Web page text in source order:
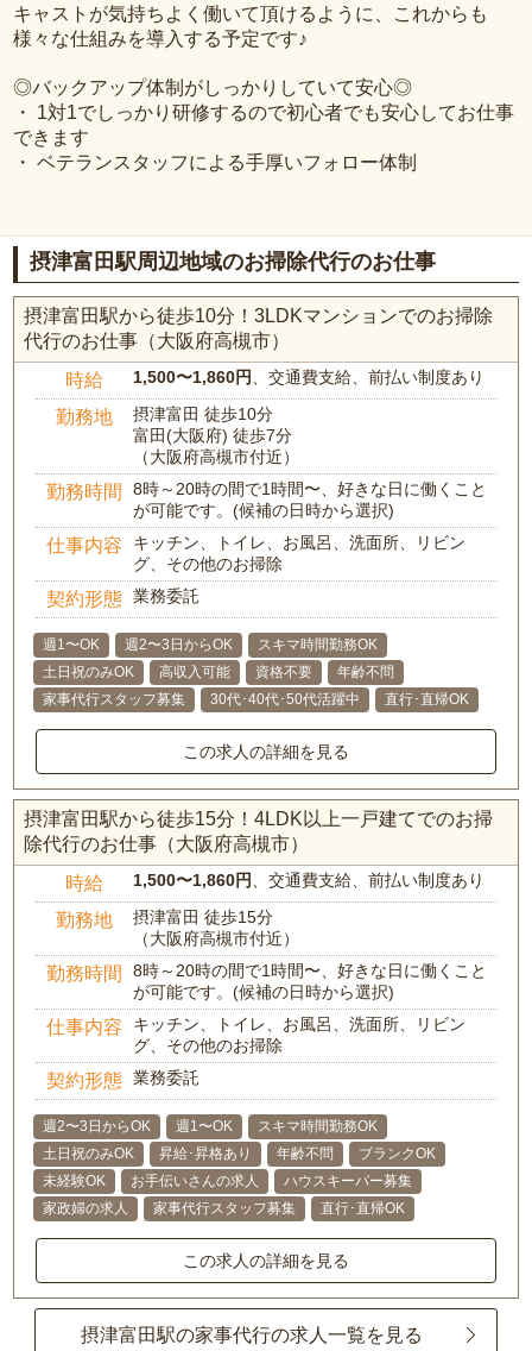
キャストが気持ちよく働いて頂けるように、これからも
様々な仕組みを導入する予定です♪
◎バックアップ体制がしっかりしていて安心◎
・ 1対1でしっかり研修するので初心者でも安心してお仕事
できます
・ ベテランスタッフによる手厚いフォロー体制
摂津富田駅周辺地域のお掃除代行のお仕事
摂津富田駅から徒歩10分！3LDKマンションでのお掃除
代行のお仕事（大阪府高槻市）
時給 1,500〜1,860円、交通費支給、前払い制度あり
勤務地
摂津富田 徒歩10分
富田(大阪府) 徒歩7分
（大阪府高槻市付近）
勤務時間
8時～20時の間で1時間〜、好きな日に働くこと
が可能です。(候補の日時から選択)
仕事内容
キッチン、トイレ、お風呂、洗面所、リビン
グ、その他のお掃除
契約形態 業務委託
週1〜OK 週2〜3日からOK
スキマ時間勤務OK
土日祝のみOK
高収入可能 資格不要
年齢不問
家事代行スタッフ募集
30代･40代･50代活躍中 直行･直帰OK
この求人の詳細を見る
摂津富田駅から徒歩15分！4LDK以上一戸建てでのお掃
除代行のお仕事（大阪府高槻市）
時給 1,500〜1,860円、交通費支給、前払い制度あり
勤務地
摂津富田 徒歩15分
（大阪府高槻市付近）
勤務時間
8時～20時の間で1時間〜、好きな日に働くこと
が可能です。(候補の日時から選択)
仕事内容
キッチン、トイレ、お風呂、洗面所、リビン
グ、その他のお掃除
契約形態 業務委託
週2〜3日からOK 週1〜OK
スキマ時間勤務OK
土日祝のみOK
昇給･昇格あり 年齢不問
ブランクOK
未経験OK
お手伝いさんの求人
ハウスキーパー募集
家政婦の求人
家事代行スタッフ募集 直行･直帰OK
この求人の詳細を見る
摂津富田駅の家事代行の求人一覧を見る